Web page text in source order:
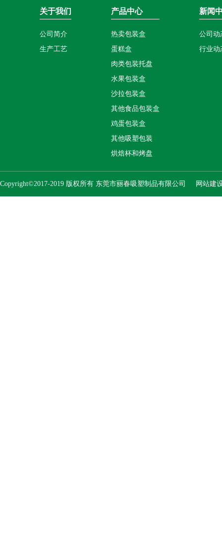
关于我们
公司简介
生产工艺
产品中心
热卖包装盒
蛋糕盒
肉类包装托盘
水果包装盒
沙拉包装盒
其他食品包装盒
鸡蛋包装盒
其他吸塑包装
烘焙杯和烤盘
新闻
公司动
行业动
Copyright©2017-2019 版权所有 东莞市丽春吸塑制品有限公司 网站建